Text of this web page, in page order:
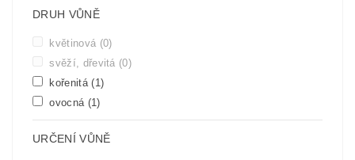
DRUH VŮNĚ
květinová (0)
svěží, dřevitá (0)
kořenitá(1)
ovocná (1)
URČENÍ VŮNĚ